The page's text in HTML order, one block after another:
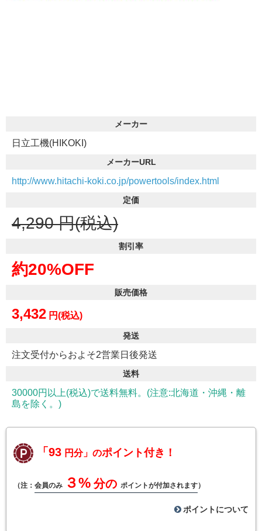
メーカー
日立工機(HIKOKI)
メーカーURL
http://www.hitachi-koki.co.jp/powertools/index.html
定価
4,290 円(税込)
割引率
約20%OFF
販売価格
3,432 円(税込)
発送
注文受付からおよそ2営業日後発送
送料
30000円以上(税込)で送料無料。(注意:北海道・沖縄・離
島を除く。)
「93 円分」のポイント付き！
（注： 会員のみ ３% 分の ポイントが付加されます）
ポイントについて